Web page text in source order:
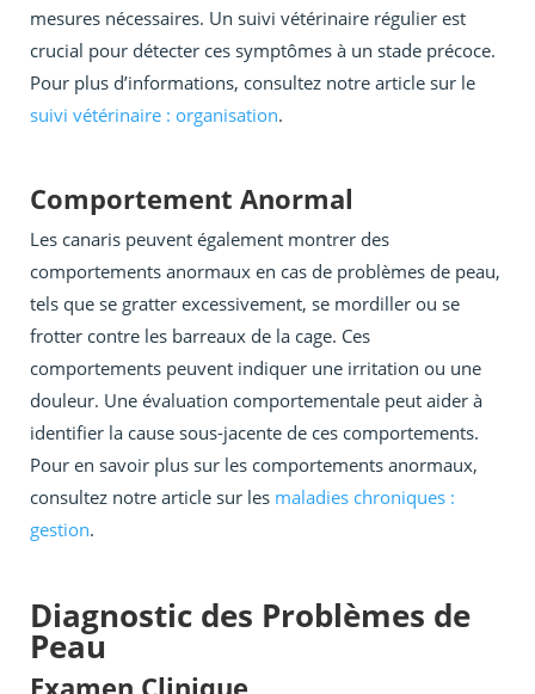
mesures nécessaires. Un suivi vétérinaire régulier est
crucial pour détecter ces symptômes à un stade précoce.
Pour plus d’informations, consultez notre article sur le
suivi vétérinaire : organisation.
Comportement Anormal
Les canaris peuvent également montrer des
comportements anormaux en cas de problèmes de peau,
tels que se gratter excessivement, se mordiller ou se
frotter contre les barreaux de la cage. Ces
comportements peuvent indiquer une irritation ou une
douleur. Une évaluation comportementale peut aider à
identifier la cause sous-jacente de ces comportements.
Pour en savoir plus sur les comportements anormaux,
consultez notre article sur les maladies chroniques :
gestion.
Diagnostic des Problèmes de
Peau